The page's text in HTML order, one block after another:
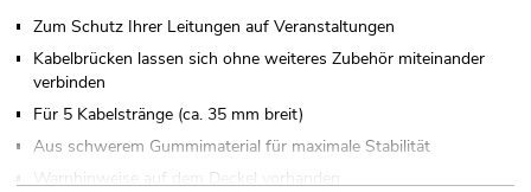
Zum Schutz Ihrer Leitungen auf Veranstaltungen
Kabelbrücken lassen sich ohne weiteres Zubehör miteinander
verbinden
Für 5 Kabelstränge (ca. 35 mm breit)
Aus schwerem Gummimaterial für maximale Stabilität
Warnhinweise auf dem Deckel vorhanden